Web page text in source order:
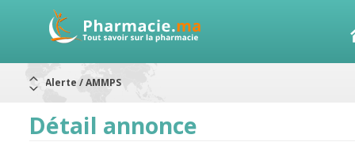
Alerte / AMMPS
ARRÊT DE COMMERCIALISATION
RAPPELS DE LOTS
Détail annonce